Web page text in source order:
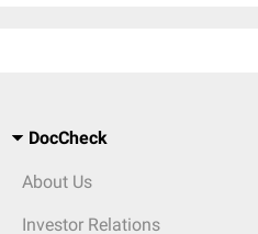
DocCheck
About Us
Investor Relations